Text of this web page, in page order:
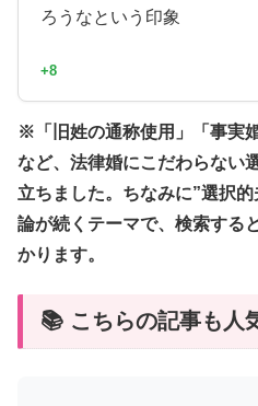
ろうなという印象
+8
※「旧姓の通称使用」「事実
など、法律婚にこだわらない
立ちました。ちなみに”選択
論が続くテーマで、検索する
かります。
📚 こちらの記事も人